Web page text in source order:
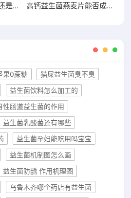
蛋白粉益生菌泡水好还是干吃好两者有何区别 高钙益生菌燕麦片能否成为你增肥的新宠？点击了解
果0蔗糖
猫屎益生菌臭不臭
益生菌饮料怎么加工的
性肠道益生菌的作用
益生菌乳酸菌还有哪些
益生菌孕妇能吃用吗宝宝
益生菌机制图怎么画
益生菌防龋 作用机理图
乌鲁木齐哪个药店有益生菌